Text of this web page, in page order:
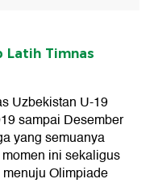
Latih Timnas
Uzbekistan U-19
sampai Desember
yang semuanya
ini sekaligus
Olimpiade